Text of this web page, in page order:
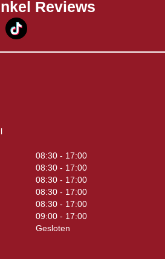
Reviews
08:30 - 17:00
08:30 - 17:00
08:30 - 17:00
08:30 - 17:00
08:30 - 17:00
09:00 - 17:00
Gesloten